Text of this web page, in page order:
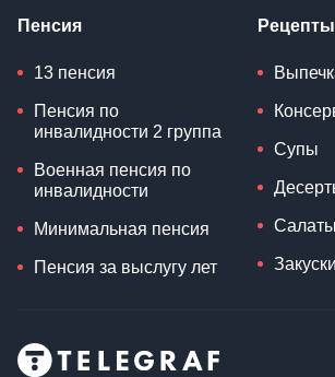
Пенсия
13 пенсия
Пенсия по
инвалидности 2 группа
Военная пенсия по
инвалидности
Минимальная пенсия
Пенсия за выслугу лет
Рецепты
Супы
Салаты
Закуски